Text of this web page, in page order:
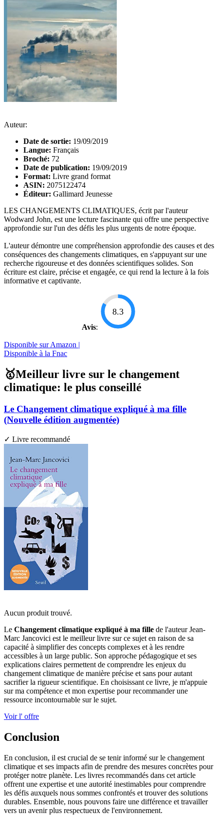
Auteur:
Date de sortie: 19/09/2019
Langue: Français
Broché: 72
Date de publication: 19/09/2019
Format: Livre grand format
ASIN: 2075122474
Éditeur: Gallimard Jeunesse
LES CHANGEMENTS CLIMATIQUES, écrit par l'auteur
Wodward John, est une lecture fascinante qui offre une perspective
approfondie sur l'un des défis les plus urgents de notre époque.
L'auteur démontre une compréhension approfondie des causes et des
conséquences des changements climatiques, en s'appuyant sur une
recherche rigoureuse et des données scientifiques solides. Son
écriture est claire, précise et engagée, ce qui rend la lecture à la fois
informative et captivante.
Avis:
8.3
Disponible sur Amazon |
Disponible à la Fnac
🥇Meilleur livre sur le changement
climatique: le plus conseillé
Le Changement climatique expliqué à ma fille
(Nouvelle édition augmentée)
✓ Livre recommandé
Aucun produit trouvé.
Le Changement climatique expliqué à ma fille de l'auteur Jean-
Marc Jancovici est le meilleur livre sur ce sujet en raison de sa
capacité à simplifier des concepts complexes et à les rendre
accessibles à un large public. Son approche pédagogique et ses
explications claires permettent de comprendre les enjeux du
changement climatique de manière précise et sans pour autant
sacrifier la rigueur scientifique. En choisissant ce livre, je m'appuie
sur ma compétence et mon expertise pour recommander une
ressource incontournable sur le sujet.
Voir l' offre
Conclusion
En conclusion, il est crucial de se tenir informé sur le changement
climatique et ses impacts afin de prendre des mesures concrètes pour
protéger notre planète. Les livres recommandés dans cet article
offrent une expertise et une autorité inestimables pour comprendre
les défis auxquels nous sommes confrontés et trouver des solutions
durables. Ensemble, nous pouvons faire une différence et travailler
vers un avenir plus respectueux de l'environnement.